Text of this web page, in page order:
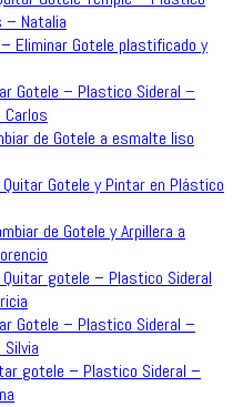
– Natalia
Eliminar Gotele plastificado y
Gotele – Plastico Sideral –
de Gotele a esmalte liso
Gotele y Pintar en Plástico
de Gotele y Arpillera a
gotele – Plastico Sideral
Gotele – Plastico Sideral –
gotele – Plastico Sideral –